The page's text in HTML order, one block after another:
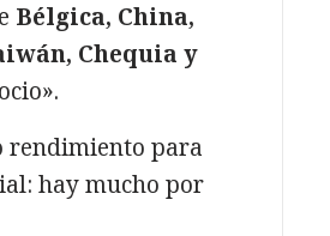
Bélgica, China,
Chequia y
rendimiento para
hay mucho por